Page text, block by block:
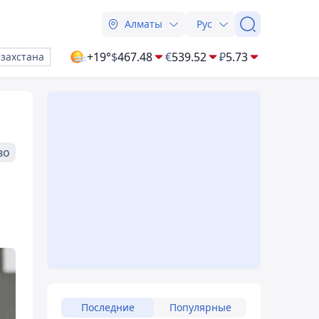
Алматы Рус
+19°$467.48 €539.52 ₽5.73
Последние Популярные